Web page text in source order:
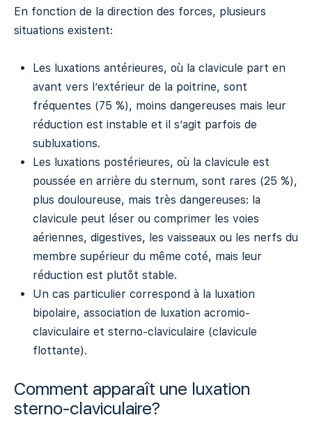
En fonction de la direction des forces, plusieurs
situations existent:
Les luxations antérieures, où la clavicule part en
avant vers l’extérieur de la poitrine, sont
fréquentes (75 %), moins dangereuses mais leur
réduction est instable et il s’agit parfois de
subluxations.
Les luxations postérieures, où la clavicule est
poussée en arrière du sternum, sont rares (25 %),
plus douloureuse, mais très dangereuses: la
clavicule peut léser ou comprimer les voies
aériennes, digestives, les vaisseaux ou les nerfs du
membre supérieur du même coté, mais leur
réduction est plutôt stable.
Un cas particulier correspond à la luxation
bipolaire, association de luxation acromio-
claviculaire et sterno-claviculaire (clavicule
flottante).
Comment apparaît une luxation
sterno-claviculaire?